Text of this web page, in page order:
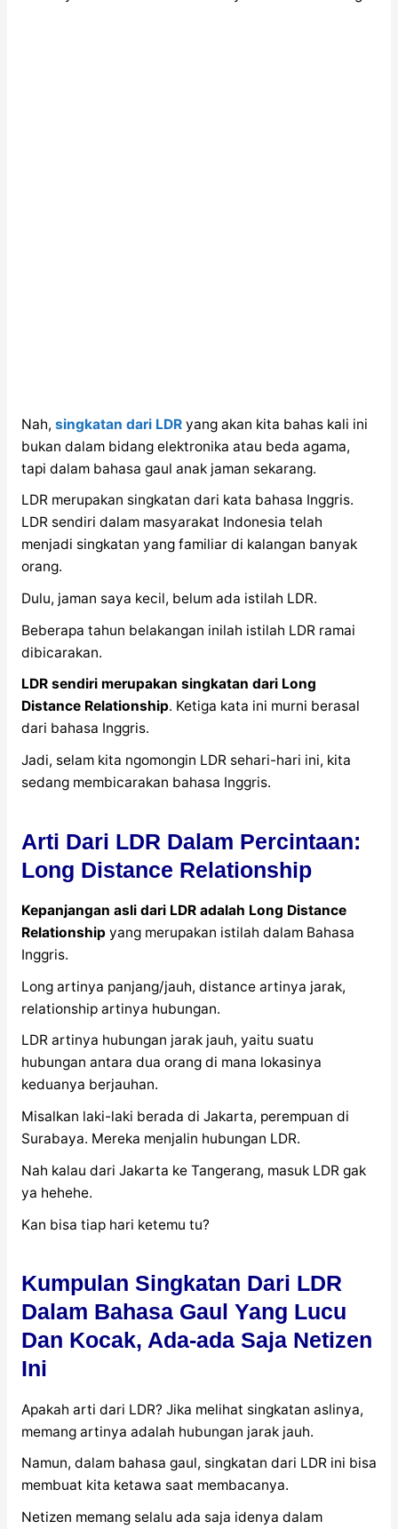
Nah, singkatan dari LDR yang akan kita bahas kali ini
bukan dalam bidang elektronika atau beda agama,
tapi dalam bahasa gaul anak jaman sekarang.
LDR merupakan singkatan dari kata bahasa Inggris.
LDR sendiri dalam masyarakat Indonesia telah
menjadi singkatan yang familiar di kalangan banyak
orang.
Dulu, jaman saya kecil, belum ada istilah LDR.
Beberapa tahun belakangan inilah istilah LDR ramai
dibicarakan.
LDR sendiri merupakan singkatan dari Long
Distance Relationship. Ketiga kata ini murni berasal
dari bahasa Inggris.
Jadi, selam kita ngomongin LDR sehari-hari ini, kita
sedang membicarakan bahasa Inggris.
Arti Dari LDR Dalam Percintaan:
Long Distance Relationship
Kepanjangan asli dari LDR adalah Long Distance
Relationshipyang merupakan istilah dalam Bahasa
Inggris.
Long artinya panjang/jauh, distance artinya jarak,
relationship artinya hubungan.
LDR artinya hubungan jarak jauh, yaitu suatu
hubungan antara dua orang di mana lokasinya
keduanya berjauhan.
Misalkan laki-laki berada di Jakarta, perempuan di
Surabaya. Mereka menjalin hubungan LDR.
Nah kalau dari Jakarta ke Tangerang, masuk LDR gak
ya hehehe.
Kan bisa tiap hari ketemu tu?
Kumpulan Singkatan Dari LDR
Dalam Bahasa Gaul Yang Lucu
Dan Kocak, Ada-ada Saja Netizen
Ini
Apakah arti dari LDR? Jika melihat singkatan aslinya,
memang artinya adalah hubungan jarak jauh.
Namun, dalam bahasa gaul, singkatan dari LDR ini bisa
membuat kita ketawa saat membacanya.
Netizen memang selalu ada saja idenya dalam